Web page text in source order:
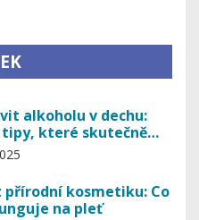
alkoholu v dechu:
které skutečně
přírodní kosmetiku: Co
na pleť